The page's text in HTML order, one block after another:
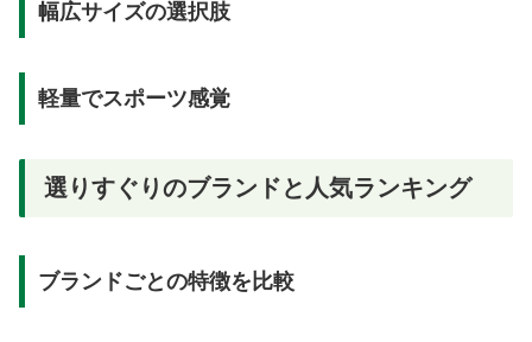
幅広サイズの選択肢
軽量でスポーツ感覚
選りすぐりのブランドと人気ランキング
ブランドごとの特徴を比較